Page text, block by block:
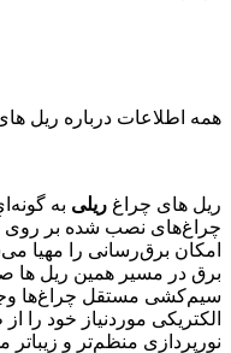
ریل های چراغ ریلی به
چراغ‌های نصب شده بر روی
امکان برق‌رسانی را مهیا
برق در مسیر همین ریل ها
سیم‌کشی مستقل چراغ‌ها
الکتریکی موردنیاز خود را
نورپردازی منظم‌تر و